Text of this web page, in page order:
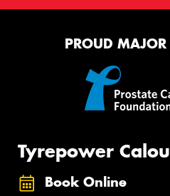
PROUD MAJOR
Tyrepower
Book Online